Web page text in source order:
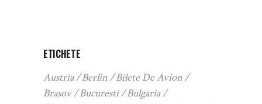
ETICHETE
Austria Berlin
Bilete De Avion
Brasov
Bucuresti
Bulgaria